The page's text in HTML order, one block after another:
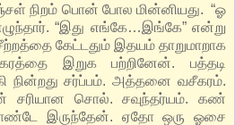
நிறம் பொன் போல மின்னியது. “ஓ
“இது எங்கே…இங்கே” என்று
கேட்டதும் இதயம் தாறுமாறாக
இறுக பற்றினேன். பத்தடி
நின்றது சர்ப்பம். அத்தனை வசீகரம்.
சரியான சொல். சவுந்தர்யம். கண்
இருந்தேன். ஏதோ ஒரு ஓசை